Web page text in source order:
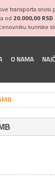
transporta snosi
od 20.000,00 RSD
kurirske
O NAMA